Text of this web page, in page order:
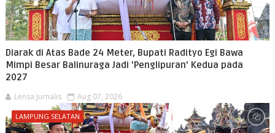
Diarak di Atas Bade 24 Meter, Bupati Radityo Egi Bawa
Mimpi Besar Balinuraga Jadi 'Penglipuran' Kedua pada
2027
Lensa Jurnalis Aug 07, 2026
LAMPUNG SELATAN